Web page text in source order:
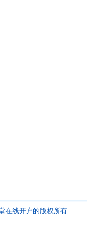
在线开户的版权所有